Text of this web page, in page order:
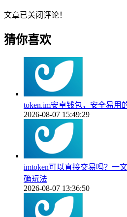
文章已关闭评论！
猜你喜欢
token.im安卓钱包，安全易用
2026-08-07 15:49:29
imtoken可以直接交易吗？一
确玩法
2026-08-07 13:36:50